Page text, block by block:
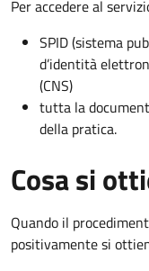
Per accedere al
SPID (sistema
d’identità
(CNS)
tutta la
della pratica.
Cosa si
Quando il
positivamente si